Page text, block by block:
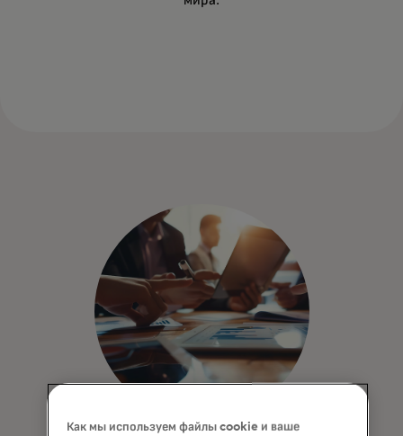
Как мы используем файлы cookie и ваше